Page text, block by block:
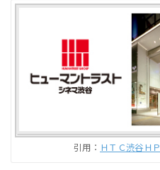
引用： ＨＴＣ渋谷ＨＰ